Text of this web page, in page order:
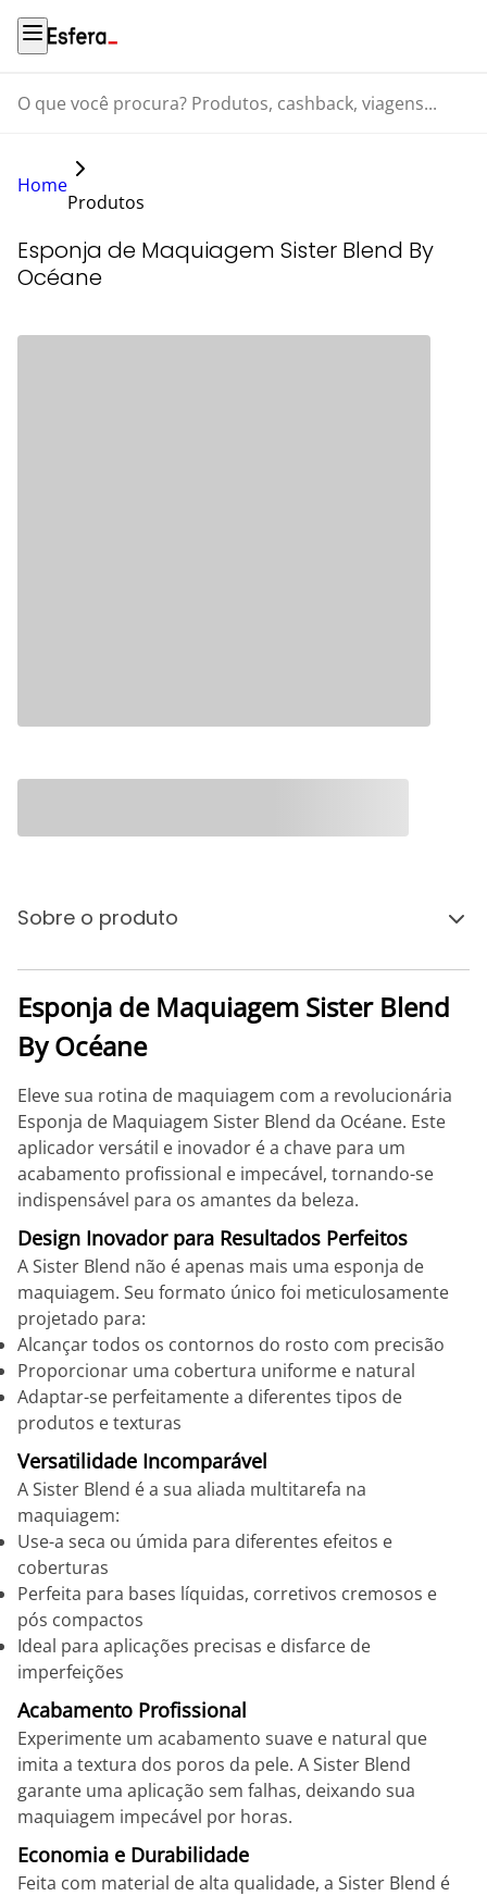
O que você procura? Produtos, cashback, viagens...
Home
Produtos
Esponja de Maquiagem Sister Blend By
Océane
Sobre o produto
Esponja de Maquiagem Sister Blend
By Océane
Eleve sua rotina de maquiagem com a revolucionária
Esponja de Maquiagem Sister Blend da Océane. Este
aplicador versátil e inovador é a chave para um
acabamento profissional e impecável, tornando-se
indispensável para os amantes da beleza.
Design Inovador para Resultados Perfeitos
A Sister Blend não é apenas mais uma esponja de
maquiagem. Seu formato único foi meticulosamente
projetado para:
Alcançar todos os contornos do rosto com precisão
Proporcionar uma cobertura uniforme e natural
Adaptar-se perfeitamente a diferentes tipos de
produtos e texturas
Versatilidade Incomparável
A Sister Blend é a sua aliada multitarefa na
maquiagem:
Use-a seca ou úmida para diferentes efeitos e
coberturas
Perfeita para bases líquidas, corretivos cremosos e
pós compactos
Ideal para aplicações precisas e disfarce de
imperfeições
Acabamento Profissional
Experimente um acabamento suave e natural que
imita a textura dos poros da pele. A Sister Blend
garante uma aplicação sem falhas, deixando sua
maquiagem impecável por horas.
Economia e Durabilidade
Feita com material de alta qualidade, a Sister Blend é